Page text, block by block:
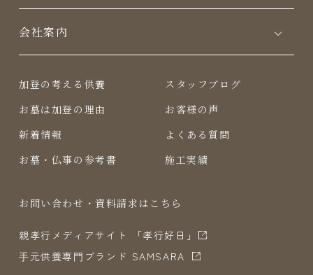
会社案内
加登の考える供養
お墓は加登の理由
新着情報
お墓・仏事の参考書
スタッフブログ
お客様の声
よくある質問
施工実績
お問い合わせ・資料請求はこちら
親孝行メディアサイト 「孝行好日」
⼿元供養専⾨ブランド SAMSARA